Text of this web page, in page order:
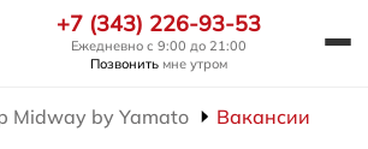
+7 (343) 226-93-53
Ежедневно с 9:00 до 21:00
Позвонить мне утром
Midway by Yamato Вакансии